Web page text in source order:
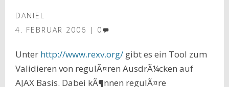
DANIEL
4. FEBRUAR 2006
0
Unter http://www.rexv.org/ gibt es ein Tool zum
Validieren von regulÃ¤ren AusdrÃ¼cken auf
AJAX Basis. Dabei kÃ¶nnen regulÃ¤re